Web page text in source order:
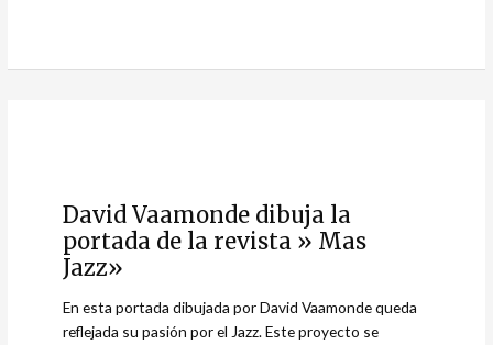
David Vaamonde dibuja la
portada de la revista » Mas
Jazz»
En esta portada dibujada por David Vaamonde queda
reflejada su pasión por el Jazz. Este proyecto se
dibuja
la
portada
de
la
revista